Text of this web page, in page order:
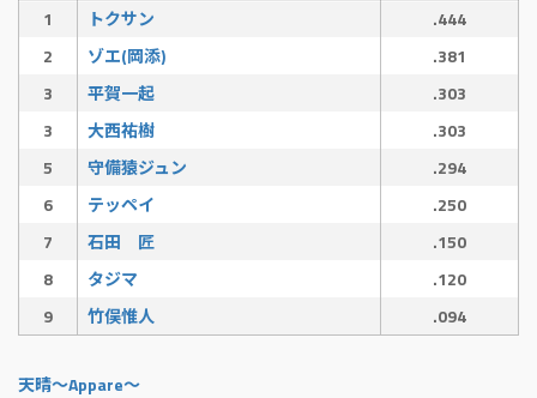
1
トクサン
.444
2
ゾエ(岡添)
.381
3
平賀一起
.303
3
大西祐樹
.303
5
守備猿ジュン
.294
6
テッペイ
.250
7
石田 匠
.150
8
タジマ
.120
9
竹俣惟人 .094
天晴〜Appare〜